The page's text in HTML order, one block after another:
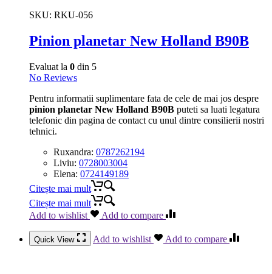
SKU: RKU-056
Pinion planetar New Holland B90B
Evaluat la 0 din 5
No Reviews
Pentru informatii suplimentare fata de cele de mai jos despre
pinion planetar New Holland B90B puteti sa luati legatura
telefonic din pagina de contact cu unul dintre consilierii nostri
tehnici.
Ruxandra: 0787262194
Liviu: 0728003004
Elena: 0724149189
Citește mai mult
Citește mai mult
Add to wishlist
Add to compare
Quick View Add to wishlist Add to compare